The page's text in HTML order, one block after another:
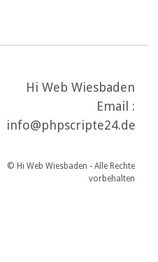
Hi Web Wiesbaden
Email :
info@phpscripte24.de
© Hi Web Wiesbaden - Alle Rechte
vorbehalten